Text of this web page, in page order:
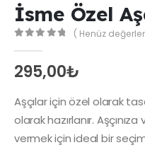
İsme Özel
( Henüz
295,00₺
Aşçılar için özel olarak
olarak hazırlanır.
vermek için ideal bir